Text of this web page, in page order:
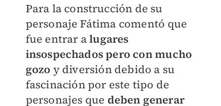
Para la construcción de su
personaje Fátima comentó que
fue entrar alugares
insospechados pero con mucho
gozo y diversión debido a su
fascinación por este tipo de
personajes que deben generar